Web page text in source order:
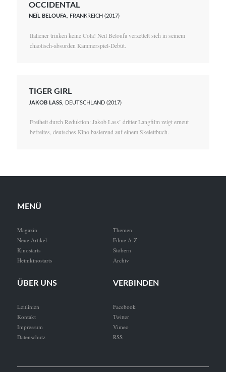
OCCIDENTAL
NEÏL BELOUFA , FRANKREICH (2017)
Italiener trinken keine Cola! Neïl Beloufa verzettelt sich in seinem
chaotisch-absurden Kammerspiel-Debüt.
TIGER GIRL
JAKOB LASS , DEUTSCHLAND (2017)
Freiheit durch Reduktion: Jakob Lass’ dritter Langfilm zeigt erneut
befreites, deutsches Kino basierend auf einem Skelettbuch.
MENÜ
Magazin
Neue Artikel
Kinostarts
Heimkinostarts
Themen
Filme A-Z
Stöbern
Archiv
ÜBER UNS
Leitlinien
Kontakt
Impressum
Datenschutz
VERBINDEN
Facebook
Twitter
Vimeo
RSS